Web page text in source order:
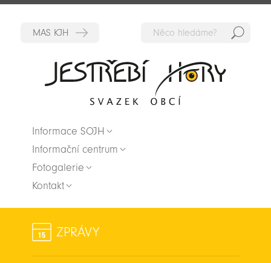
Informace SOJH
Informační centrum
Fotogalerie
Kontakt
ZPRÁVY